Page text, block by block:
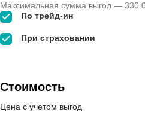
Максимальная сумма выгод — 330
По трейд-ин
При страховании
Стоимость
Цена с учетом выгод